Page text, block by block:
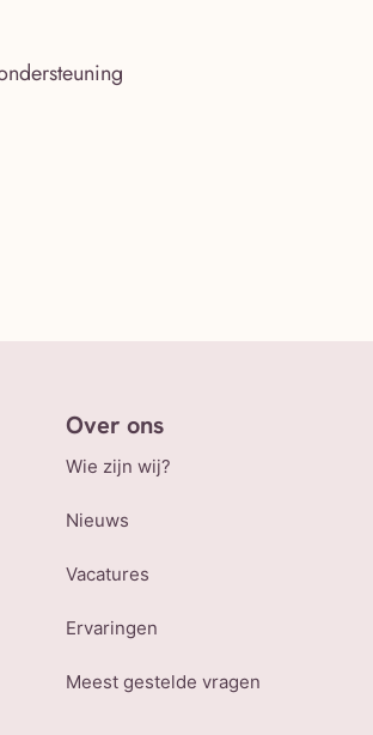
Over ons
Wie zijn wij?
Nieuws
Vacatures
Ervaringen
Meest gestelde vragen